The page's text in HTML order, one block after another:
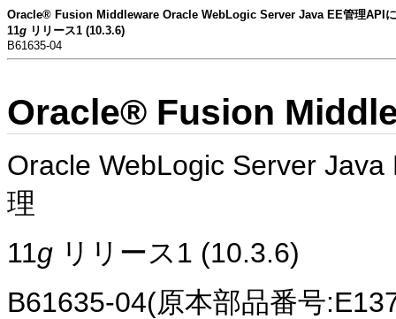
Oracle® Fusion Middleware Oracle WebLogic Server Java EE管理API
11g リリース1 (10.3.6)
B61635-04
Oracle® Fusion
Oracle WebLogic Server
理
11g リリース1 (10.3.6)
B61635-04(原本部品番号